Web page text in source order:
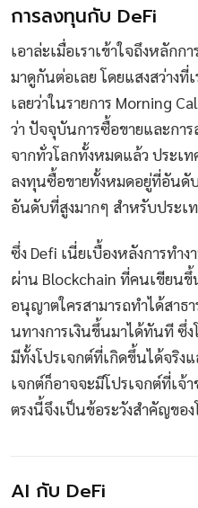
การลงทุนกับ DeFi
เอาล่ะเมื่อเราเข้าใจถึงหลักก
มาดูกันต่อเลย โดยแสงสว่างที่
เลยว่าในรายการ Morning
ว่า ปัจจุบันการซื้อขายและกา
จากทั่วโลกทั้งหมดแล้ว ประเ
ลงทุนซื้อขายทั้งหมดอยู่ที่อันดั
อันดับที่สูงมากๆ สำหรับประเ
ซึ่ง Defi เนี่ยเบื้องหลังการทำ
ผ่าน Blockchain ที่คนเขียนขึ้
อนุญาตใครสามารถทำได้สาธ
นทางการเงินขึ้นมาได้ทันที ซึ่
มีทั้งโปรเจกต์ที่เกิดขึ้นได้จริงแ
เจกต์ก็อาจจะมีโปรเจกต์ที่เจ้
ตรงนี้จึงเป็นข้อระวังสำคัญขอ
AI กับ DeFi